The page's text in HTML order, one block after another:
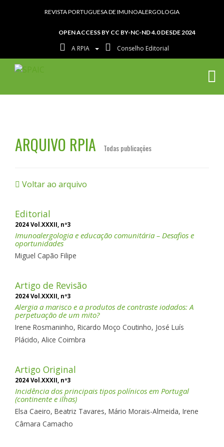
REVISTA PORTUGUESA DE IMUNOALERGOLOGIA
OPEN ACCESS BY CC BY-NC-ND 4.0 DESDE 2024
A RPIA Conselho Editorial
ARQUIVO RPIA Todas publicações
Voltar ao arquivo
Editorial
2024 Vol.XXXII, nº3
Imunoalergologia e educação comunitária – Desafios e
oportunidades
Miguel Capão Filipe
Artigo de Revisão
2024 Vol.XXXII, nº3
Alergia a marisco e a produtos de contraste iodados: A
perpetuação de um mito?
Irene Rosmaninho, Ricardo Moço Coutinho, José Luís
Plácido, Alice Coimbra
Artigo Original
2024 Vol.XXXII, nº3
Incidência dos principais tipos polínicos em Portugal
(continente e ilhas)
Elsa Caeiro, Beatriz Tavares, Mário Morais-Almeida, Irene
Câmara Camacho